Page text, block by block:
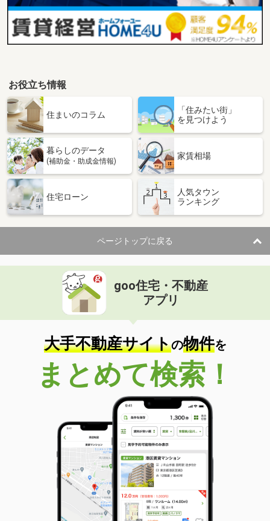
お役立ち情報
住まいのコラム
「住みたい街」
を見つけよう
暮らしのデータ
(補助金・助成金情報)
家賃相場
住宅ローン
人気タウン
ランキング
ページトップに戻る
goo住宅・不動産
アプリ
大手不動産サイトの物件を
まとめて検索！